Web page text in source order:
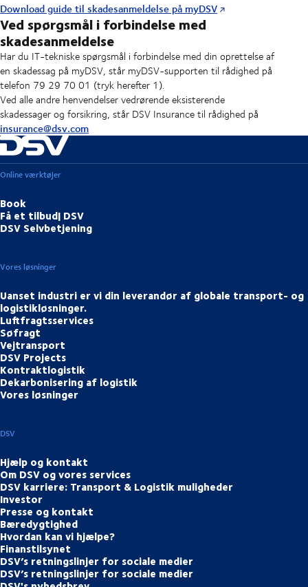
Download guide til skadesanmeldelse på myDSV
Ved spørgsmål i forbindelse med
skadesanmeldelse
Har du IT-tekniske spørgsmål i forbindelse med din oprettelse af
en skadessag på myDSV, står myDSV-supporten til rådighed på
telefon 79 29 70 01 (tryk herefter 1).
Ved alle andre henvendelser vedrørende eksisterende
skadessager og forsikring, står DSV Insurance til rådighed på
insurance@dsv.com
Online værktøjer
Book
Få et tilbud| DSV
DSV Selvbetjening
Vores løsninger
Uanset industri er vi din leverandør af globale transport- og
logistikløsninger.
Luftfragtsservices
Søfragt
Vejtransport
DSV Projects
Kontraktlogistik
Dekarbonisering af logistik
Vores løsninger
DSV
Hjælp og kontakt
Om DSV og vores services
DSV karriere: Transport & Logistik muligheder
Investor
Presse og kontakt
Bæredygtighed
Hvordan kan vi hjælpe?
Finanstilsynet
DSV’s retningslinjer for sociale medier
DSV’s retningslinjer for sociale medier